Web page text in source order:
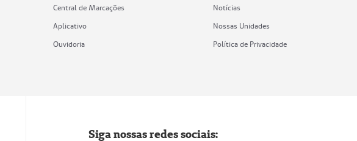
Central de Marcações
Aplicativo
Ouvidoria
Notícias
Nossas Unidades
Política de Privacidade
Siga nossas redes sociais: